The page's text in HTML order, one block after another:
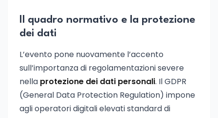
Il quadro normativo e la protezione
dei dati
L’evento pone nuovamente l’accento
sull’importanza di regolamentazioni severe
nella protezione dei dati personali. Il GDPR
(General Data Protection Regulation) impone
agli operatori digitali elevati standard di